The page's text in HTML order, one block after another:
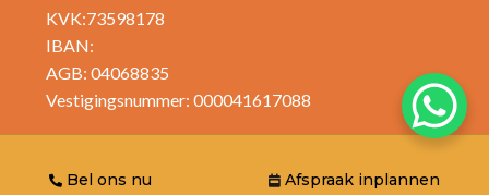
KVK:73598178
IBAN:
AGB: 04068835
Vestigingsnummer: 000041617088
Bel ons nu Afspraak inplannen